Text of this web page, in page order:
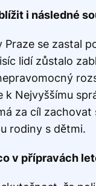
i následné
Praze se zastal
lidí zůstalo
k Nejvyššímu
za cíl
rodiny s dětmi.
v přípravách